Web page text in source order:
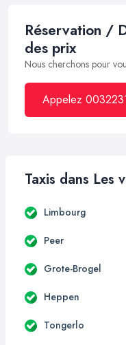
Réservation /
des prix
Nous cherchons pour
Appelez
Taxis dans Les
Limbourg
Peer
Grote-Brogel
Heppen
Tongerlo